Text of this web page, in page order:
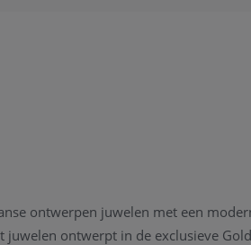
ontwerpen juwelen met een
ontwerpt in de exclusieve